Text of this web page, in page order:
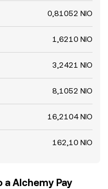
0,81052 NIO
1,6210 NIO
3,2421 NIO
8,1052 NIO
16,2104 NIO
162,10 NIO
Alchemy Pay